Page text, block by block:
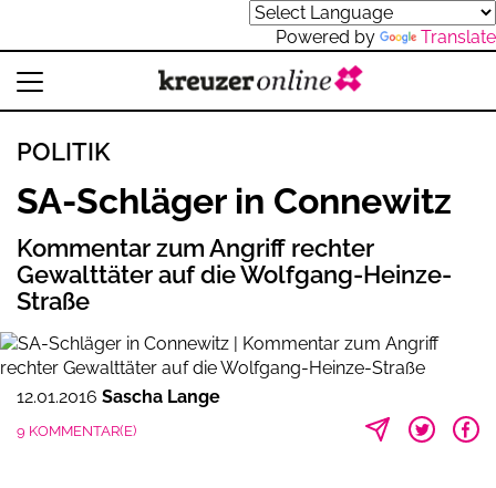
Powered by Translate
POLITIK
SA-Schläger in Connewitz
Kommentar zum Angriff rechter
Gewalttäter auf die Wolfgang-Heinze-
Straße
12.01.2016 Sascha Lange
9 KOMMENTAR(E)